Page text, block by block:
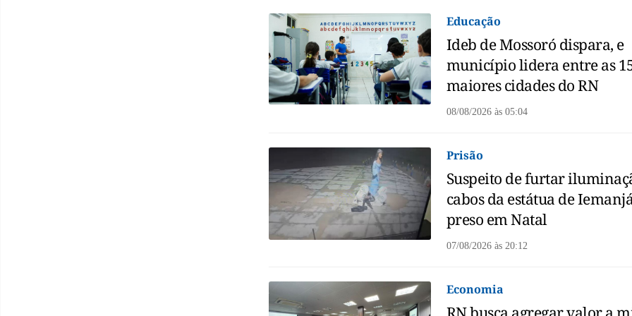
Educação
Ideb de Mossoró dispara, e
município lidera entre as
maiores cidades do RN
08/08/2026 às05:04
Prisão
Suspeito de furtar
cabos da estátua de
preso em Natal
07/08/2026 às20:12
Economia